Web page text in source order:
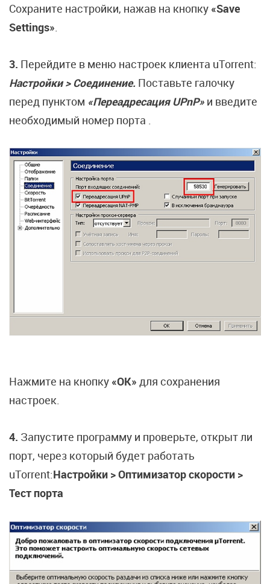
Сохраните настройки, нажав на кнопку «Save
Settings».
3. Перейдите в меню настроек клиента uTorrent:
Настройки > Соединение. Поставьте галочку
перед пунктом «Переадресация UPnP» и введите
необходимый номер порта .
Нажмите на кнопку «OK» для сохранения
настроек.
4. Запустите программу и проверьте, открыт ли
порт, через который будет работать
uTorrent:Настройки > Оптимизатор скорости >
Тест порта